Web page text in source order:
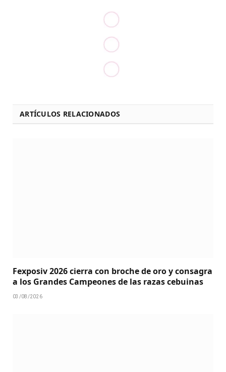
ARTÍCULOS RELACIONADOS
Fexposiv 2026 cierra con broche de oro y consagra
a los Grandes Campeones de las razas cebuinas
03/08/2026